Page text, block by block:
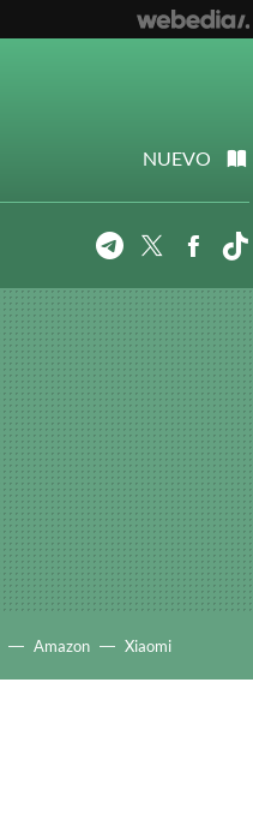
NUEVO
TelegramTwitter
Amazon Xiaomi